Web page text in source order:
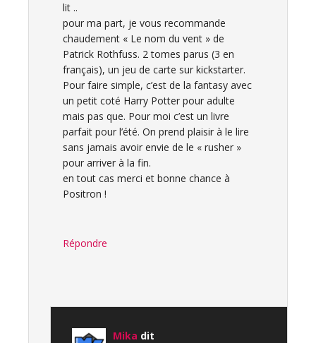
lit ..
pour ma part, je vous recommande
chaudement « Le nom du vent » de
Patrick Rothfuss. 2 tomes parus (3 en
français), un jeu de carte sur kickstarter.
Pour faire simple, c’est de la fantasy avec
un petit coté Harry Potter pour adulte
mais pas que. Pour moi c’est un livre
parfait pour l’été. On prend plaisir à le lire
sans jamais avoir envie de le « rusher »
pour arriver à la fin.
en tout cas merci et bonne chance à
Positron !
Répondre
Mika dit